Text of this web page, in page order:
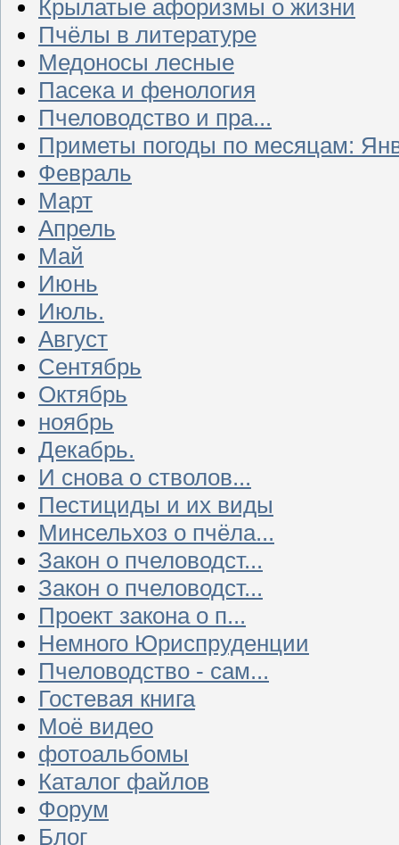
Крылатые афоризмы о жизни
Пчёлы в литературе
Медоносы лесные
Пасека и фенология
Пчеловодство и пра...
Приметы погоды по месяцам:
Февраль
Март
Апрель
Май
Июнь
Июль.
Август
Сентябрь
Октябрь
ноябрь
Декабрь.
И снова о стволов...
Пестициды и их виды
Минсельхоз о пчёла...
Закон о пчеловодст...
Закон о пчеловодст...
Проект закона о п...
Немного Юриспруденции
Пчеловодство - сам...
Гостевая книга
Моё видео
фотоальбомы
Каталог файлов
Форум
Блог